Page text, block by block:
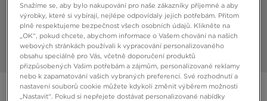
JORDAN MAX AURA 7 BG
Snažíme se, aby bylo nakupování pro naše zákazníky příjemné a aby
výrobky, které si vybírají, nejlépe odpovídaly jejich potřebám. Přitom
plně respektujeme bezpečnost všech osobních údajů. Klikněte na
„OK“, pokud chcete, abychom informace o Vašem chování na našich
webových stránkách používali k vypracování personalizovaného
obsahu speciálně pro Vás, včetně doporučení produktů
přizpůsobených Vašim potřebám a zájmům, personalizované reklamy
nebo k zapamatování vašich vybraných preferencí. Své rozhodnutí a
nastavení souborů cookie můžete kdykoli změnit výběrem možnosti
„Nastavit“. Pokud si nepřejete dostávat personalizované nabídky